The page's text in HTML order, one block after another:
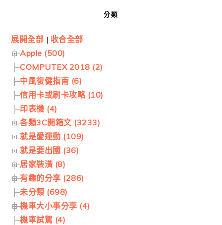
分類
展開全部 | 收合全部
Apple (500)
COMPUTEX 2018 (2)
中風復健指南 (6)
信用卡或刷卡攻略 (10)
印表機 (4)
各類3C開箱文 (3233)
就是愛運動 (109)
就是要出國 (36)
居家裝潢 (8)
有趣的分享 (286)
未分類 (698)
機車大小事分享 (4)
機車試駕 (4)